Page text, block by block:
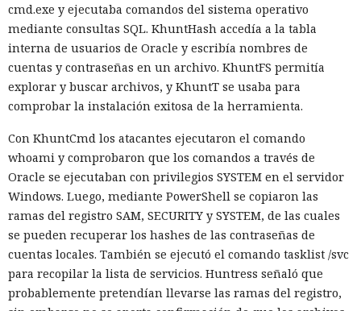
cmd.exe y ejecutaba comandos del sistema operativo
mediante consultas SQL. KhuntHash accedía a la tabla
interna de usuarios de Oracle y escribía nombres de
cuentas y contraseñas en un archivo. KhuntFS permitía
explorar y buscar archivos, y KhuntT se usaba para
comprobar la instalación exitosa de la herramienta.
Con KhuntCmd los atacantes ejecutaron el comando
whoami y comprobaron que los comandos a través de
Oracle se ejecutaban con privilegios SYSTEM en el servidor
Windows. Luego, mediante PowerShell se copiaron las
ramas del registro SAM, SECURITY y SYSTEM, de las cuales
se pueden recuperar los hashes de las contraseñas de
cuentas locales. También se ejecutó el comando tasklist /svc
para recopilar la lista de servicios. Huntress señaló que
probablemente pretendían llevarse las ramas del registro,
Basta con abrir la página: ni siquiera hace falta hacer clic.
La función que debería ocultar al usuario del rastreo en
Internet resultó ser capaz de revelar su ubicación real —
una vulnerabilidad así fue detectada en la herramienta